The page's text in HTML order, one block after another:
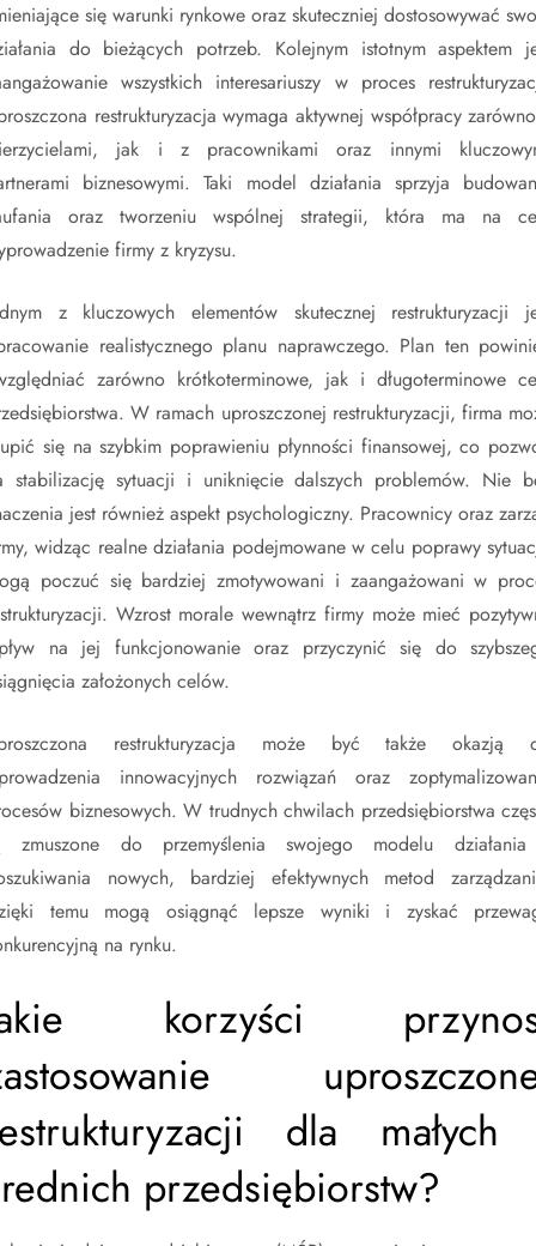
się warunki rynkowe oraz skuteczniej dostosowywać
do bieżących potrzeb. Kolejnym istotnym aspektem
wszystkich interesariuszy w proces
restrukturyzacja wymaga aktywnej współpracy
jak i z pracownikami oraz innymi
biznesowymi. Taki model działania sprzyja
oraz tworzeniu wspólnej strategii, która ma na
firmy z kryzysu.
z kluczowych elementów skutecznej restrukturyzacji
realistycznego planu naprawczego. Plan ten
zarówno krótkoterminowe, jak i długoterminowe
W ramach uproszczonej restrukturyzacji, firma
się na szybkim poprawieniu płynności finansowej, co
stabilizację sytuacji i uniknięcie dalszych problemów. Nie
jest również aspekt psychologiczny. Pracownicy oraz
widząc realne działania podejmowane w celu poprawy
poczuć się bardziej zmotywowani i zaangażowani w
Wzrost morale wewnątrz firmy może mieć
na jej funkcjonowanie oraz przyczynić się do
założonych celów.
restrukturyzacja może być także okazją
innowacyjnych rozwiązań oraz
biznesowych. W trudnych chwilach przedsiębiorstwa
zmuszone do przemyślenia swojego modelu
nowych, bardziej efektywnych metod
temu mogą osiągnąć lepsze wyniki i zyskać
na rynku.
korzyści
dla
przedsiębiorstw?